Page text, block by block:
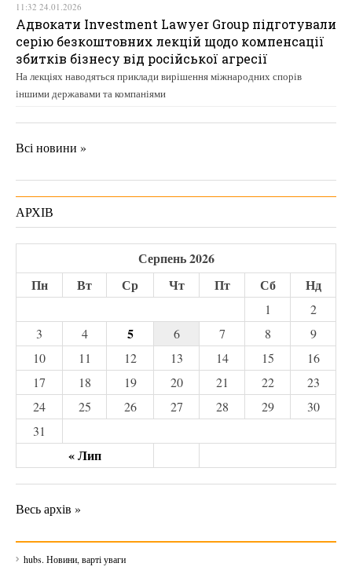
11:32 24.01.2026
Адвокати Investment Lawyer Group підготували
серію безкоштовних лекцій щодо компенсації
збитків бізнесу від російської агресії
На лекціях наводяться приклади вирішення міжнародних спорів
іншими державами та компаніями
Всі новини »
АРХІВ
Серпень 2026
Пн
Вт Ср Чт Пт Сб Нд
« Лип
1
2
3
4 5 6 7 8
9
10
11 12 13 14 15
16
17
18 19 20 21 22
23
24
25 26 27 28 29
30
31
Весь архів »
hubs. Новини, варті уваги